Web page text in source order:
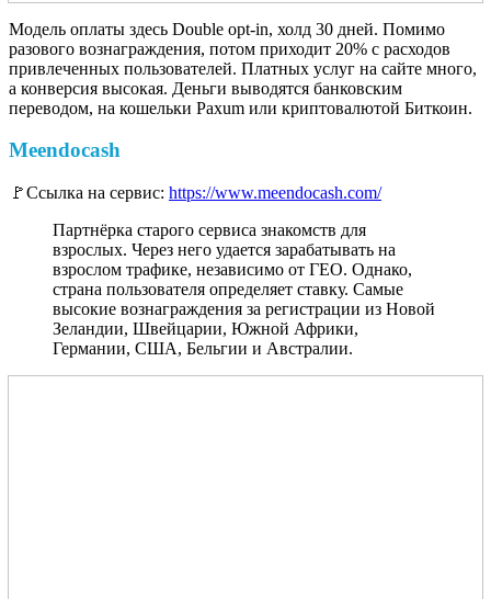
Модель оплаты здесь Double opt-in, холд 30 дней. Помимо
разового вознаграждения, потом приходит 20% с расходов
привлеченных пользователей. Платных услуг на сайте много,
а конверсия высокая. Деньги выводятся банковским
переводом, на кошельки Paxum или криптовалютой Биткоин.
Meendocash
🚩Ссылка на сервис: https://www.meendocash.com/
Партнёрка старого сервиса знакомств для
взрослых. Через него удается зарабатывать на
взрослом трафике, независимо от ГЕО. Однако,
страна пользователя определяет ставку. Самые
высокие вознаграждения за регистрации из Новой
Зеландии, Швейцарии, Южной Африки,
Германии, США, Бельгии и Австралии.